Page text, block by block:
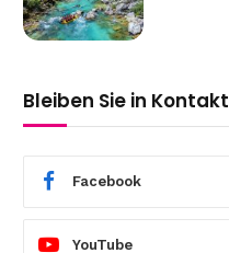
Bleiben Sie in Kontakt
Facebook
YouTube